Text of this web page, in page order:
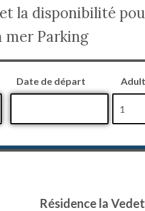
la disponibilité
mer Parking
Date de départ
Résidence la